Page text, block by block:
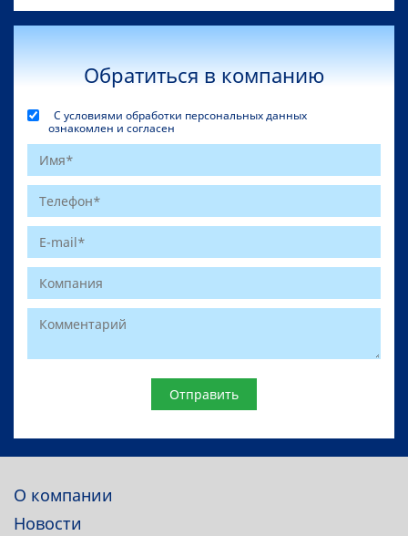
Обратиться в компанию
С условиями обработки персональных данных
ознакомлен и согласен
О компании
Новости